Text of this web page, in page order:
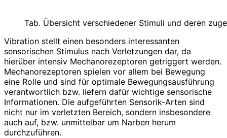
Tab. Übersicht verschiedener Stimuli und deren
Vibration stellt einen besonders interes­santen
sensorischen Stimulus nach Verletzungen dar, da
hierüber intensiv Mechanorezeptoren getriggert werden.
Mechanorezeptoren spielen vor allem bei Bewegung
eine Rolle und sind für optimale Bewegungsausführung
verantwortlich bzw. liefern dafür wichtige sensorische
Informationen. Die aufgeführten Sensorik-Arten sind
nicht nur im verletzten Bereich, sondern insbesondere
auch auf, bzw. unmittelbar um Narben herum
durchzuführen.